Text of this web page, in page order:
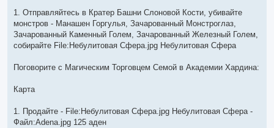
о
б
щ
е
н
и
1. Отправляйтесь в Кратер Башни Слоновой Кости, убивайте
монстров - Манашен Горгулья, Зачарованный Монстроглаз,
Зачарованный Каменный Голем, Зачарованный Железный Голем,
собирайте File:Небулитовая Сфера.jpg Небулитовая Сфера
Поговорите с Магическим Торговцем Семой в Академии Хардина:
Карта
1. Продайте - File:Небулитовая Сфера.jpg Небулитовая Сфера -
Файл:Adena.jpg 125 аден